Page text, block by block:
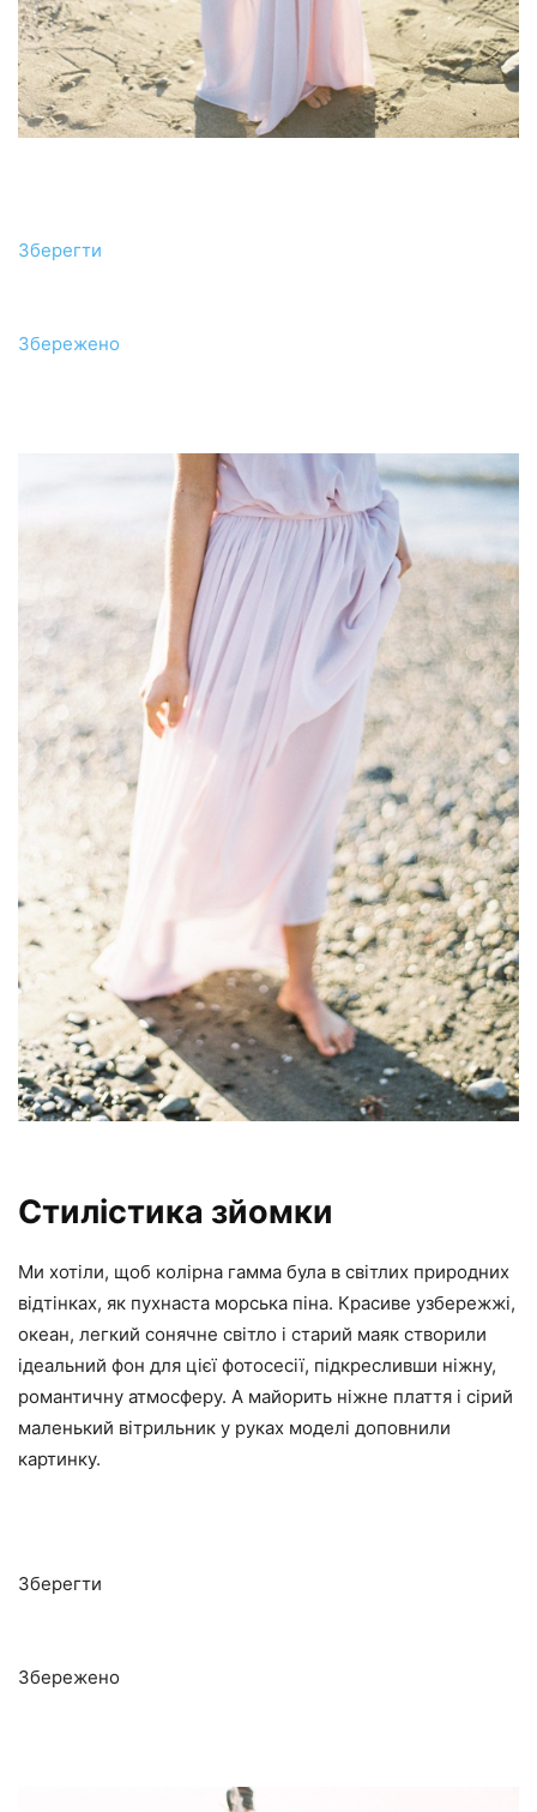
Зберегти
Збережено
Стилістика зйомки
Ми хотіли, щоб колірна гамма була в світлих природних
відтінках, як пухнаста морська піна. Красиве узбережжі,
океан, легкий сонячне світло і старий маяк створили
ідеальний фон для цієї фотосесії, підкресливши ніжну,
романтичну атмосферу. А майорить ніжне плаття і сірий
маленький вітрильник у руках моделі доповнили
картинку.
Зберегти
Збережено